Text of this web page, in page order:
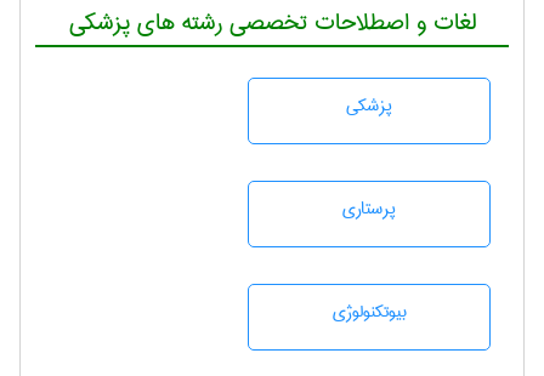
لغات و اصطلاحات تخصصی رشته های پزشکی
پزشكی
پرستاری
بيوتكنولوژی